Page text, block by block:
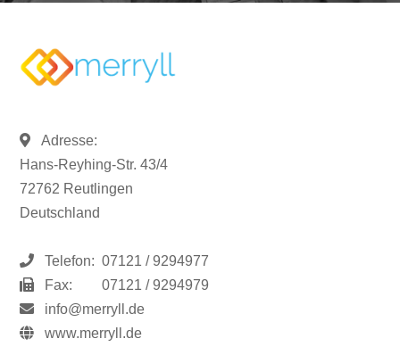
Adresse:
Hans-Reyhing-Str. 43/4
72762 Reutlingen
Deutschland
Telefon: 07121 / 9294977
Fax:
07121 / 9294979
info@merryll.de
www.merryll.de